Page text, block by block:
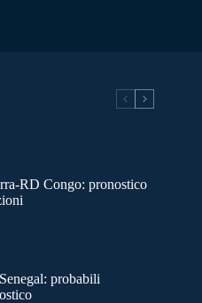
RD Congo: pronostico
probabili